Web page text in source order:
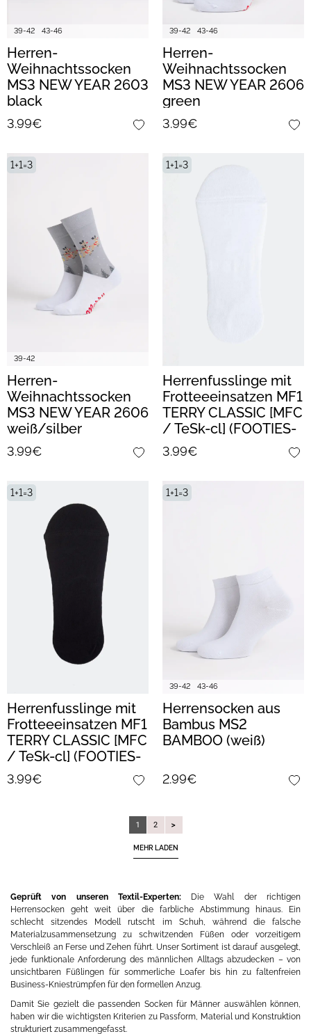
39-42 43-46
Herren-
Weihnachtssocken
MS3 NEW YEAR 2603
black
3.99€
39-42 43-46
Herren-
Weihnachtssocken
MS3 NEW YEAR 2606
green
3.99€
39-42
1+1=3
Herren-
Weihnachtssocken
MS3 NEW YEAR 2606
weiß/silber
3.99€
1+1=3
Herrenfusslinge mit
Frotteeeinsatzen MF1
TERRY CLASSIC [MFC
/ TeSk-cl] (FOOTIES-
MFT 01) (bianco)
3.99€
1+1=3
Herrenfusslinge mit
Frotteeeinsatzen MF1
TERRY CLASSIC [MFC
/ TeSk-cl] (FOOTIES-
MFT 01) (nero)
3.99€
39-42 43-46
1+1=3
Herrensocken aus
Bambus MS2
BAMBOO (weiß)
2.99€
MEHR LADEN
1 2
Geprüft von unseren Textil-Experten:Die Wahl der richtigen
Herrensocken geht weit über die farbliche Abstimmung hinaus. Ein
schlecht sitzendes Modell rutscht im Schuh, während die falsche
Materialzusammensetzung zu schwitzenden Füßen oder vorzeitigem
Verschleiß an Ferse und Zehen führt. Unser Sortiment ist darauf ausgelegt,
jede funktionale Anforderung des männlichen Alltags abzudecken – von
unsichtbaren Füßlingen für sommerliche Loafer bis hin zu faltenfreien
Business-Kniestrümpfen für den formellen Anzug.
Damit Sie gezielt die passenden Socken für Männer auswählen können,
haben wir die wichtigsten Kriterien zu Passform, Material und Konstruktion
strukturiert zusammengefasst.